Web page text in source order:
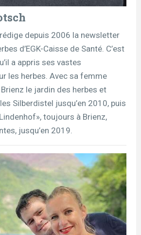
depuis 2006 la newsletter
d’EGK-Caisse de Santé. C’est
a appris ses vastes
les herbes. Avec sa femme
le jardin des herbes et
Silberdistel jusqu’en 2010, puis
toujours à Brienz,
jusqu’en 2019.